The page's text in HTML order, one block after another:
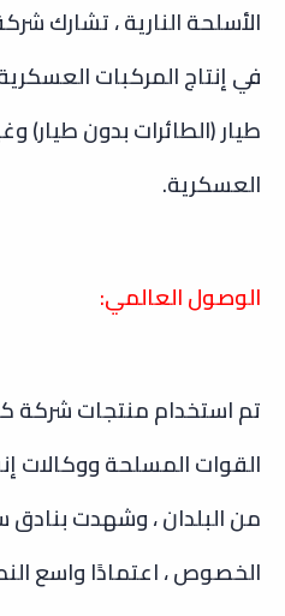
في إنتاج المركبات
طيار (الطائرات بدون طيار)
العسكرية.
الوصول العالمي:
تم استخدام منتجات
القوات المسلحة ووكالات
الخصوص ، اعتمادًا واسع